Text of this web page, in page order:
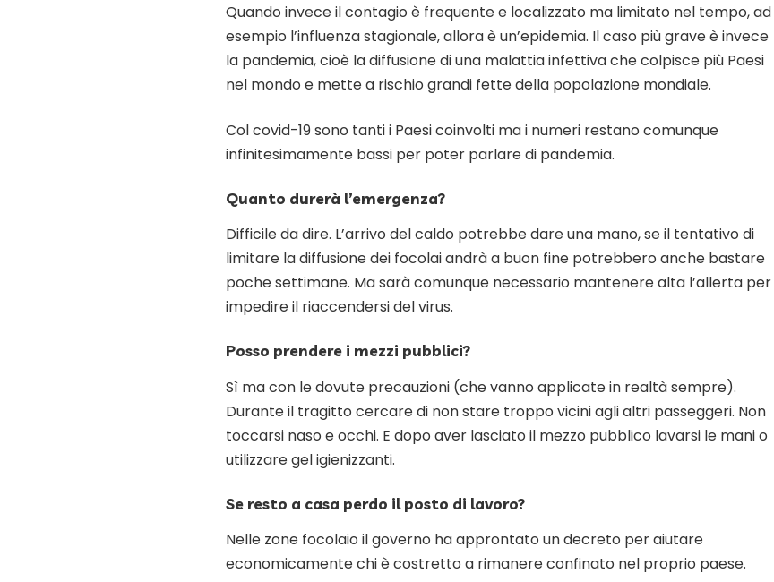
Quando invece il contagio è frequente e localizzato ma limitato nel tempo, ad
esempio l’influenza stagionale, allora è un’epidemia. Il caso più grave è invece
la pandemia, cioè la diffusione di una malattia infettiva che colpisce più Paesi
nel mondo e mette a rischio grandi fette della popolazione mondiale.
Col covid-19 sono tanti i Paesi coinvolti ma i numeri restano comunque
infinitesimamente bassi per poter parlare di pandemia.
Quanto durerà l’emergenza?
Difficile da dire. L’arrivo del caldo potrebbe dare una mano, se il tentativo di
limitare la diffusione dei focolai andrà a buon fine potrebbero anche bastare
poche settimane. Ma sarà comunque necessario mantenere alta l’allerta per
impedire il riaccendersi del virus.
Posso prendere i mezzi pubblici?
Sì ma con le dovute precauzioni (che vanno applicate in realtà sempre).
Durante il tragitto cercare di non stare troppo vicini agli altri passeggeri. Non
toccarsi naso e occhi. E dopo aver lasciato il mezzo pubblico lavarsi le mani o
utilizzare gel igienizzanti.
Se resto a casa perdo il posto di lavoro?
Nelle zone focolaio il governo ha approntato un decreto per aiutare
economicamente chi è costretto a rimanere confinato nel proprio paese.